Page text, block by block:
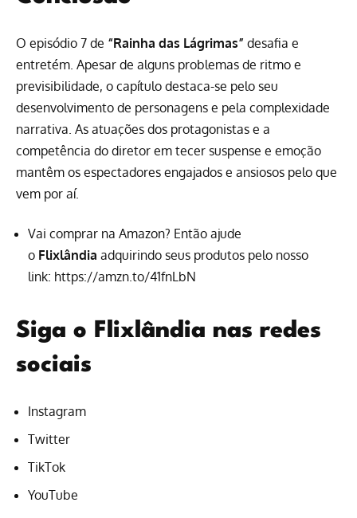
O episódio 7 de “Rainha das Lágrimas” desafia e
entretém. Apesar de alguns problemas de ritmo e
previsibilidade, o capítulo destaca-se pelo seu
desenvolvimento de personagens e pela complexidade
narrativa. As atuações dos protagonistas e a
competência do diretor em tecer suspense e emoção
mantêm os espectadores engajados e ansiosos pelo que
vem por aí.
Vai comprar na Amazon? Então ajude
o Flixlândia adquirindo seus produtos pelo nosso
link: https://amzn.to/41fnLbN
Siga o Flixlândia nas redes
sociais
Instagram
Twitter
TikTok
YouTube